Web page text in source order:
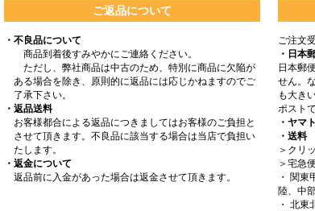
ご返品について
・不良品について
商品到着後すみやかにご連絡ください。
ただし、弊社商品は中古のため、特別に商品に欠陥が
ある場合を除き、原則的に返品には応じかねますのでご
了承下さい。
・返品送料
お客様都合による返品につきましてはお客様のご負担と
させて頂きます。不良品に該当する場合は当店で負担い
たします。
・返金について
返品前に入金があった場合は返金させて頂きます。
ご注文
・日本
日本郵
せん。
も大き
ポスト
・ヤマ
・送料
＞クリ
＞宅急
・ 関
陸、中
・ 北